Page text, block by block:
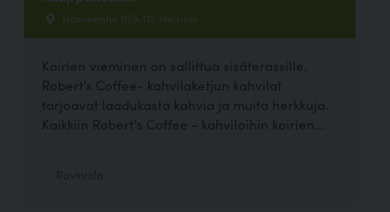
Hämeentie 109-111, Helsinki
Koirien vieminen on sallittua sisäterassille.
Robert's Coffee- kahvilaketjun kahvilat
tarjoavat laadukasta kahvia ja muita herkkuja.
Kaikkiin Robert's Coffee - kahviloihin koirien...